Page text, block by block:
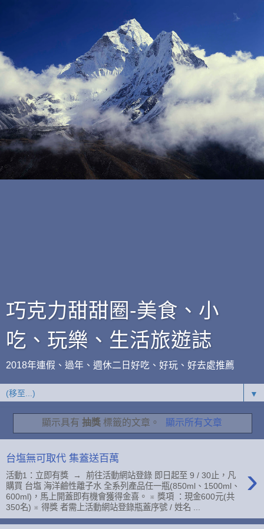
巧克力甜甜圈-美食、小
吃、玩樂、生活旅遊誌
2018年連假、過年、週休二日好吃、好玩、好去處推薦
▼
顯示具有 抽獎標籤的文章。 顯示所有文章
台塩無可取代 集蓋送百萬
›
活動1：立即有獎 → 前往活動網站登錄 即日起至 9 / 30止，凡
購買 台塩 海洋鹼性離子水 全系列產品任一瓶(850ml、1500ml、
600ml)，馬上開蓋即有機會獲得金喜。 ※ 獎項 ：現金600元(共
350名) ※ 得獎 者需上活動網站登錄瓶蓋序號 / 姓名 ...